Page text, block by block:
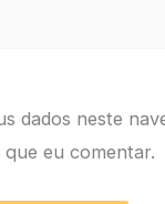
dados neste
eu comentar.